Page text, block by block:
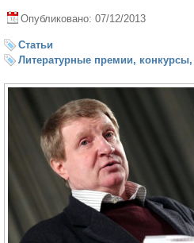
Опубликовано: 07/12/2013
Статьи
Литературные премии,